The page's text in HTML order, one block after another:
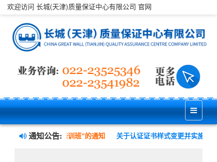
欢迎访问 长城(天津)质量保证中心有限公司 官网
通知公告:
管理三体系内审员培训班”的通知 关于认证证书样式变更并实施电